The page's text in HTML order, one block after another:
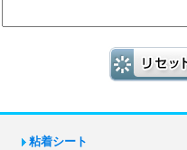
粘着シート